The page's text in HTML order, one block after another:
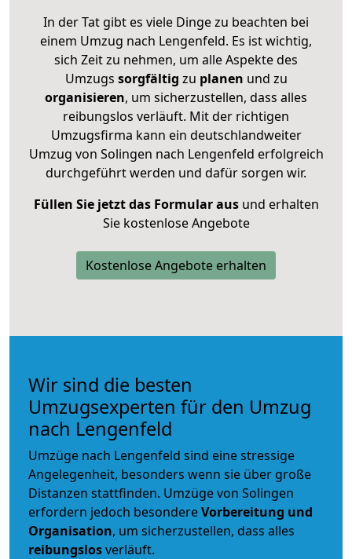
In der Tat gibt es viele Dinge zu beachten bei
einem Umzug nach Lengenfeld. Es ist wichtig,
sich Zeit zu nehmen, um alle Aspekte des
Umzugs sorgfältig zu planen und zu
organisieren, um sicherzustellen, dass alles
reibungslos verläuft. Mit der richtigen
Umzugsfirma kann ein deutschlandweiter
Umzug von Solingen nach Lengenfeld erfolgreich
durchgeführt werden und dafür sorgen wir.
Füllen Sie jetzt das Formular ausund erhalten
Sie kostenlose Angebote
Kostenlose Angebote erhalten
Wir sind die besten
Umzugsexperten für den Umzug
nach Lengenfeld
Umzüge nach Lengenfeld sind eine stressige
Angelegenheit, besonders wenn sie über große
Distanzen stattfinden. Umzüge von Solingen
erfordern jedoch besondereVorbereitung und
Organisation, um sicherzustellen, dass alles
reibungslosverläuft.